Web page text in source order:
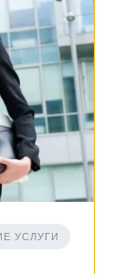
УСЛУГИ